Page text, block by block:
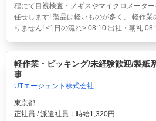
程にて目視検査・ノギスやマイクロメータ
任せします! 製品は軽いものが多く、 軽作
りません! <1日の流れ> 08:10 出社・朝礼
軽作業・ピッキング/未経験歓迎/製紙
事
UTエージェント株式会社
東京都
正社員 / 派遣社員：時給1,320円